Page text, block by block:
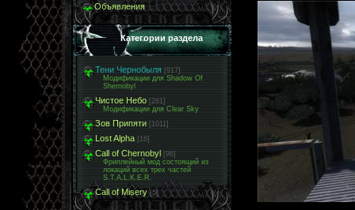
Объявления
Категории раздела
Тени Чернобыля [917]
Модификации для Shadow Of
Shernobyl
Чистое Небо [281]
Модификации для Clear Sky
Зов Припяти [1011]
Lost Alpha [16]
Call of Chernobyl [96]
Фриплейный мод состоящий из
локаций всех трех частей
S.T.A.L.K.E.R.
Call of Misery [5]